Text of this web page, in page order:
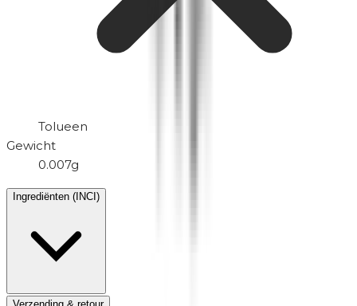
Tolueen
Gewicht
0.007g
Ingrediënten (INCI)